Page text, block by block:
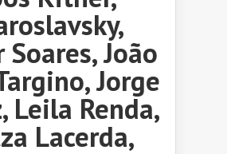
Soares, João
Jorge
Leila Renda,
Lacerda,